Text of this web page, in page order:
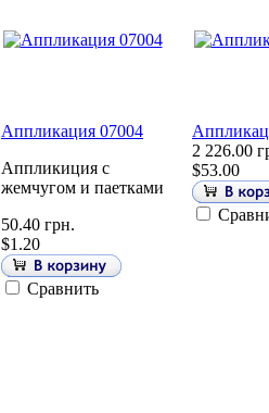
Аппликация 07004
Аппликиция с
жемчугом и паетками
50.40 грн.
$1.20
Сравнить
2 226.00
$53.00